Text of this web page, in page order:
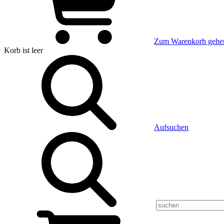
Zum Warenkorb
Korb ist leer
Aufsuchen